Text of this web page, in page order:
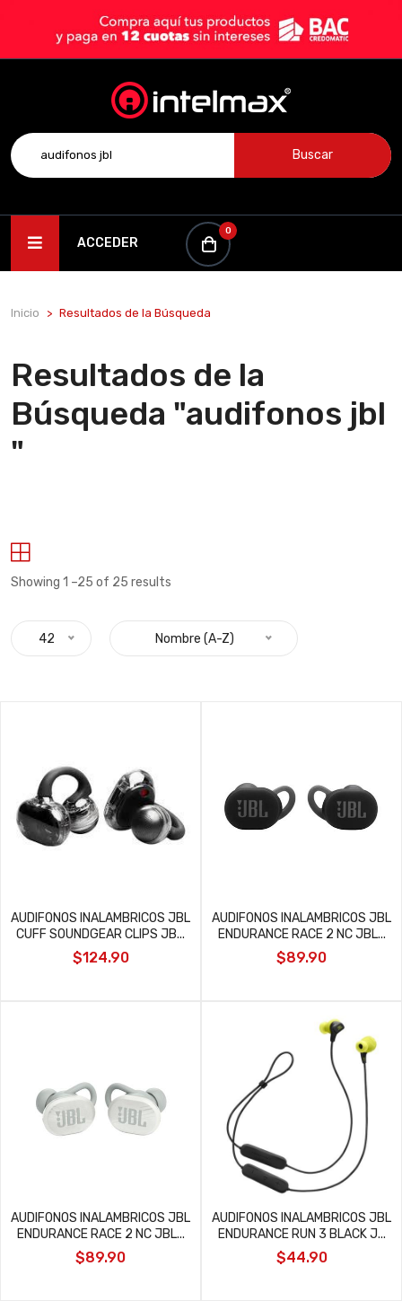
Buscar
ACCEDER
0
Inicio Resultados de la Búsqueda
Resultados de la
Búsqueda "audifonos jbl
"
Showing 1 –25 of 25 results
42 Nombre (A-Z)
AUDIFONOS INALAMBRICOS JBL
CUFF SOUNDGEAR CLIPS JB...
$124.90
AUDIFONOS INALAMBRICOS JBL
ENDURANCE RACE 2 NC JBL...
$89.90
AUDIFONOS INALAMBRICOS JBL
ENDURANCE RACE 2 NC JBL...
$89.90
AUDIFONOS INALAMBRICOS JBL
ENDURANCE RUN 3 BLACK J...
$44.90